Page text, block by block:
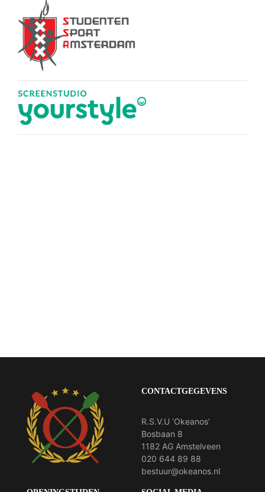
CONTACTGEGEVENS
R.S.V.U ‘Okeanos’
Bosbaan 8
1182 AG Amstelveen
020 644 89 88
bestuur@okeanos.nl